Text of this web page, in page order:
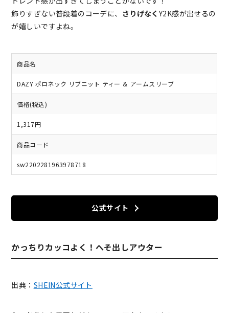
飾りすぎない普段着のコーデに、 さりげなくY2K感が出せるの
が嬉しいですよね。
商品名
DAZY ポロネック リブニット ティー ＆ アームスリーブ
価格(税込)
1,317円
商品コード
sw2202281963978718
公式サイト
かっちりカッコよく！へそ出しアウター
出典： SHEIN公式サイト